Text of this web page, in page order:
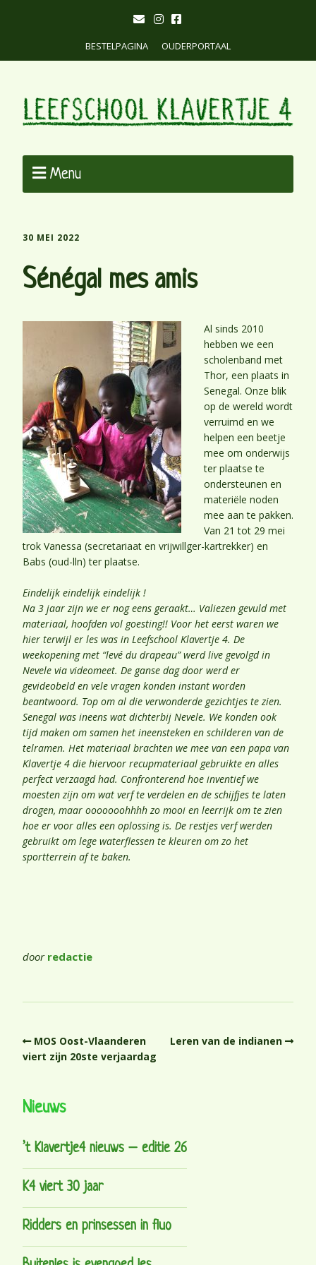
BESTELPAGINA OUDERPORTAAL
Menu
30 MEI 2022
Sénégal mes amis
Al sinds 2010
hebben we een
scholenband met
Thor, een plaats in
Senegal. Onze blik
op de wereld wordt
verruimd en we
helpen een beetje
mee om onderwijs
ter plaatse te
ondersteunen en
materiële noden
mee aan te pakken.
Van 21 tot 29 mei
trok Vanessa (secretariaat en vrijwillger-kartrekker) en
Babs (oud-lln) ter plaatse.
Eindelijk eindelijk eindelijk !
Na 3 jaar zijn we er nog eens geraakt… Valiezen gevuld met
materiaal, hoofden vol goesting!! Voor het eerst waren we
hier terwijl er les was in Leefschool Klavertje 4. De
weekopening met “levé du drapeau” werd live gevolgd in
Nevele via videomeet. De ganse dag door werd er
gevideobeld en vele vragen konden instant worden
beantwoord. Top om al die verwonderde gezichtjes te zien.
Senegal was ineens wat dichterbij Nevele. We konden ook
tijd maken om samen het ineensteken en schilderen van de
telramen. Het materiaal brachten we mee van een papa van
Klavertje 4 die hiervoor recupmateriaal gebruikte en alles
perfect verzaagd had. Confronterend hoe inventief we
moesten zijn om wat verf te verdelen en de schijfjes te laten
drogen, maar ooooooohhhh zo mooi en leerrijk om te zien
hoe er voor alles een oplossing is. De restjes verf werden
gebruikt om lege waterflessen te kleuren om zo het
sportterrein af te baken.
door redactie
MOS Oost-Vlaanderen
viert zijn 20ste verjaardag
Leren van de indianen
Nieuws
’t Klavertje4 nieuws – editie 26
K4 viert 30 jaar
Ridders en prinsessen in fluo